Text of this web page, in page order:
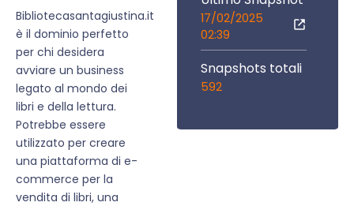
Bibliotecasantagiustina.it
è il dominio perfetto
per chi desidera
avviare un business
legato al mondo dei
libri e della lettura.
Potrebbe essere
utilizzato per creare
una piattaforma di e-
commerce per la
vendita di libri, una
17/02/2025
02:39
Snapshots totali
592